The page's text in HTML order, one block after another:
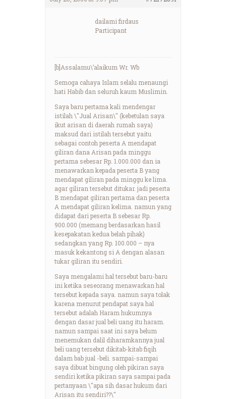
dailami firdaus
Participant
[b]Assalamu\’alaikum Wr. Wb
Semoga cahaya Islam selalu menaungi
hati Habib dan seluruh kaum Muslimin.
Saya baru pertama kali mendengar
istilah \"Jual Arisan\" (kebetulan saya
ikut arisan di daerah rumah saya)
maksud dari istilah tersebut yaitu
sebagai contoh peserta A mendapat
giliran dana Arisan pada minggu
pertama sebesar Rp. 1.000.000 dan ia
menawarkan kepada peserta B yang
mendapat giliran pada minggu ke lima.
agar giliran tersebut ditukar. jadi peserta
B mendapat giliran pertama dan peserta
A mendapat giliran kelima. namun yang
didapat dari peserta B sebesar Rp.
900.000 (memang berdasarkan hasil
kesepakatan kedua belah pihak)
sedangkan yang Rp. 100.000 – nya
masuk kekantong si A dengan alasan
tukar giliran itu sendiri.
Saya mengalami hal tersebut baru-baru
ini ketika seseorang menawarkan hal
tersebut kepada saya. namun saya tolak
karena menurut pendapat saya hal
tersebut adalah Haram hukumnya
dengan dasar jual beli uang itu haram.
namun sampai saat ini saya belum
menemukan dalil diharamkannya jual
beli uang tersebut dikitab-kitab fiqih
dalam bab jual -beli. sampai-sampai
saya dibuat bingung oleh pikiran saya
sendiri ketika pikiran saya sampai pada
pertanyaan \"apa sih dasar hukum dari
Arisan itu sendiri??\"